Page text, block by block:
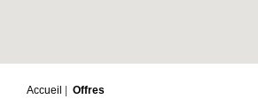
Accueil Offres